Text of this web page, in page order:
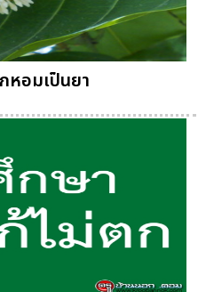
หอมเป็นยา